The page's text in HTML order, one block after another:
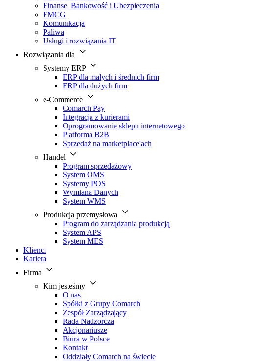
Finanse, Bankowość i Ubezpieczenia
FMCG
Komunikacja
Paliwa
Usługi i rozwiązania IT
Rozwiązania dla
Systemy ERP
ERP dla małych i średnich firm
ERP dla dużych firm
e-Commerce
Comarch Pay
Integracja z kurierami
Oprogramowanie sklepu internetowego
Platforma B2B
Sprzedaż na marketplace'ach
Handel
Program sprzedażowy
System OMS
Systemy POS
Wymiana Danych
System WMS
Produkcja przemysłowa
Program do zarządzania produkcją
System APS
System MES
Klienci
Kariera
Firma
Kim jesteśmy
O nas
Spółki z Grupy Comarch
Zespół Zarządzający
Rada Nadzorcza
Akcjonariusze
Biura w Polsce
Kontakt
Oddziały Comarch na świecie